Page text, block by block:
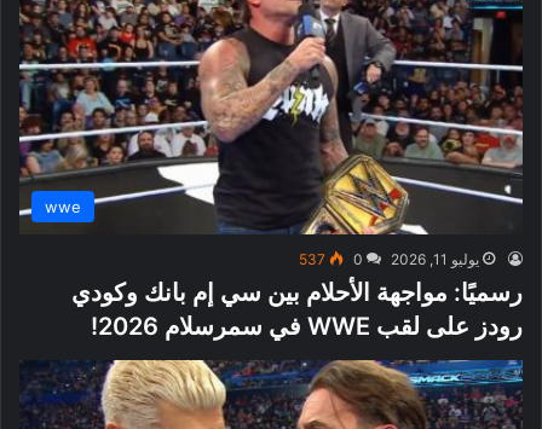
wwe
يوليو 11, 2026 0
537
رسميًا: مواجهة الأحلام بين سي إم بانك وكودي
رودز على لقب WWE في سمرسلام 2026!